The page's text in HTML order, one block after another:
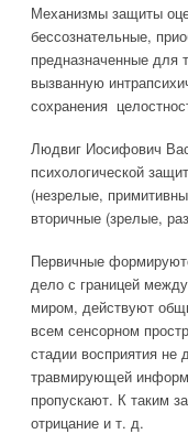
Механизмы защиты
бессознательные,
предназначенные для
вызванную
сохранения
Людвиг Иосифович
психологической
(незрелые,
вторичные (зрелые,
Первичные
дело с границей
миром, действуют
всем сенсорном
стадии восприятия не
травмирующей
пропускают. К таким
отрицание и т. д.